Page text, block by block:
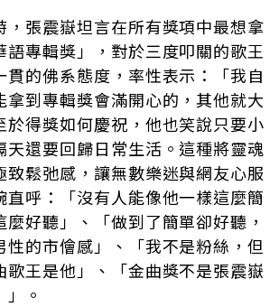
，張震嶽坦言在所有獎項中最想拿
語專輯獎」，對於三度叩關的歌王
貫的佛系態度，率性表示：「我自
拿到專輯獎會滿開心的，其他就大
於得獎如何慶祝，他也笑說只要小
天還要回歸日常生活。這種將靈魂
致鬆弛感，讓無數樂迷與網友心服
直呼：「沒有人能像他一樣這麼簡
麼好聽」、「做到了簡單卻好聽，
性的市儈感」、「我不是粉絲，但
歌王是他」、「金曲獎不是張震嶽
。